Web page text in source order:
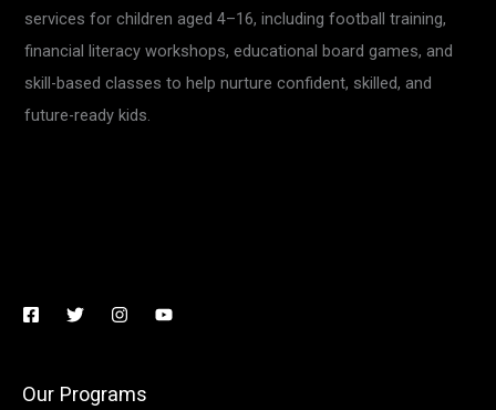
services for children aged 4–16, including football training,
financial literacy workshops, educational board games, and
skill-based classes to help nurture confident, skilled, and
future-ready kids.
Our Programs